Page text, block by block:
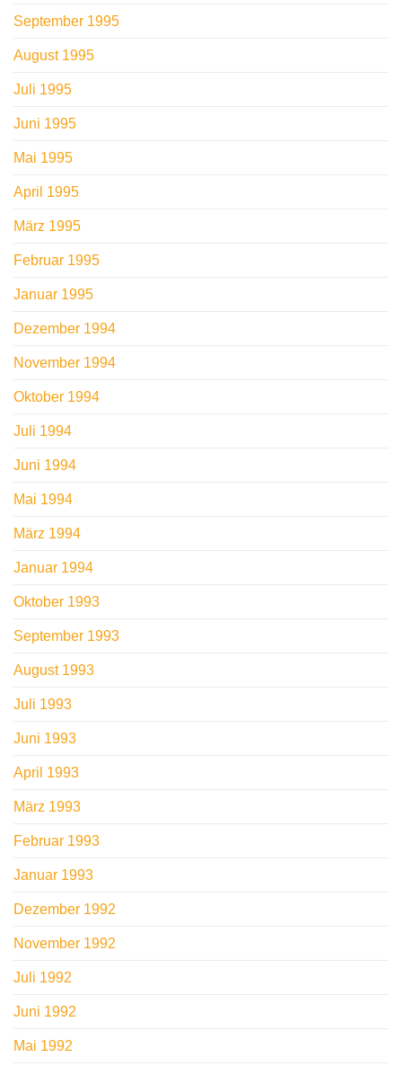
September 1995
August 1995
Juli 1995
Juni 1995
Mai 1995
April 1995
März 1995
Februar 1995
Januar 1995
Dezember 1994
November 1994
Oktober 1994
Juli 1994
Juni 1994
Mai 1994
März 1994
Januar 1994
Oktober 1993
September 1993
August 1993
Juli 1993
Juni 1993
April 1993
März 1993
Februar 1993
Januar 1993
Dezember 1992
November 1992
Juli 1992
Juni 1992
Mai 1992